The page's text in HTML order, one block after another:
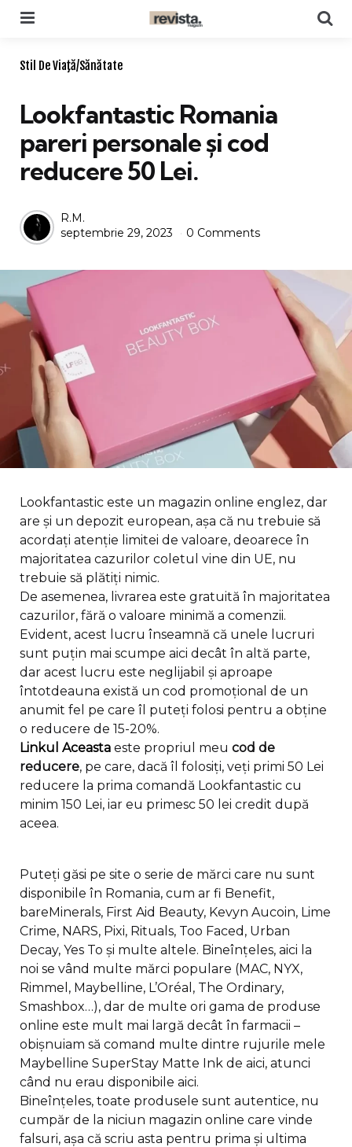
Categories
Stil De Viaţă/Sănătate
Lookfantastic Romania
pareri personale și cod
reducere 50 Lei.
Posted
by
R.M.
septembrie 29, 2023
0 Comments
Lookfantastic este un magazin online englez, dar
are și un depozit european, așa că nu trebuie să
acordați atenție limitei de valoare, deoarece în
majoritatea cazurilor coletul vine din UE, nu
trebuie să plătiți nimic.
De asemenea, livrarea este gratuită în majoritatea
cazurilor, fără o valoare minimă a comenzii.
Evident, acest lucru înseamnă că unele lucruri
sunt puțin mai scumpe aici decât în altă parte,
dar acest lucru este neglijabil și aproape
întotdeauna există un cod promoțional de un
anumit fel pe care îl puteți folosi pentru a obține
o reducere de 15-20%.
Linkul Aceasta este propriul meu cod de
reducere, pe care, dacă îl folosiți, veți primi 50 Lei
reducere la prima comandă Lookfantastic cu
minim 150 Lei, iar eu primesc 50 lei credit după
aceea.
Puteți găsi pe site o serie de mărci care nu sunt
disponibile în Romania, cum ar fi Benefit,
bareMinerals, First Aid Beauty, Kevyn Aucoin, Lime
Crime, NARS, Pixi, Rituals, Too Faced, Urban
Decay, Yes To și multe altele. Bineînțeles, aici la
noi se vând multe mărci populare (MAC, NYX,
Rimmel, Maybelline, L’Oréal, The Ordinary,
Smashbox…), dar de multe ori gama de produse
online este mult mai largă decât în farmacii –
obișnuiam să comand multe dintre rujurile mele
Maybelline SuperStay Matte Ink de aici, atunci
când nu erau disponibile aici.
Bineînțeles, toate produsele sunt autentice, nu
cumpăr de la niciun magazin online care vinde
falsuri, așa că scriu asta pentru prima și ultima